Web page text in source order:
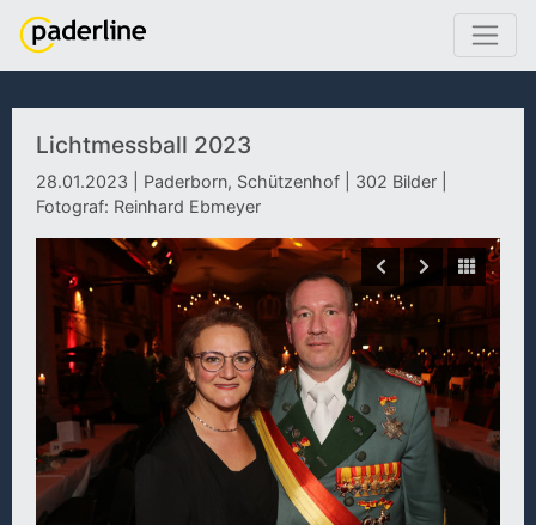
Lichtmessball 2023
28.01.2023 | Paderborn, Schützenhof | 302 Bilder |
Fotograf: Reinhard Ebmeyer